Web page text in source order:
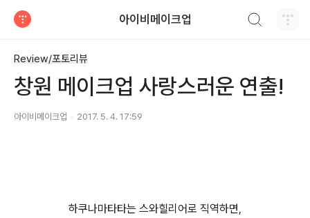
아이비메이크업
Review/포토리뷰
창원 메이크업 사랑스러운 연출!
아이비메이크업 2017. 5. 4. 17:59
하쿠나마타타는 스와힐리어로 직역하면,